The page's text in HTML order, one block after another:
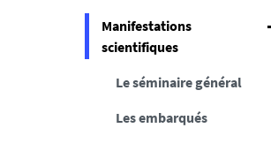
Manifestations
scientifiques
Le séminaire général
Les embarqués